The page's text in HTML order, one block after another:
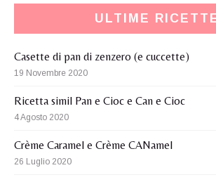
ULTIME
Casette di pan di zenzero (e cuccette)
19 Novembre 2020
Ricetta simil Pan e Cioc e Can e Cioc
4 Agosto 2020
Crème Caramel e Crème CANamel
26 Luglio 2020